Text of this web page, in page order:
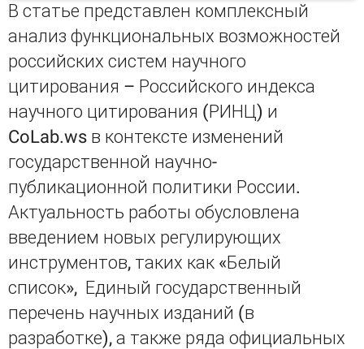
В статье представлен комплексный
анализ функциональных возможностей
российских систем научного
цитирования – Российского индекса
научного цитирования (РИНЦ) и
CoLab.ws в контексте изменений
государственной научно-
публикационной политики России.
Актуальность работы обусловлена
введением новых регулирующих
инструментов, таких как «Белый
список», Единый государственный
перечень научных изданий (в
разработке), а также ряда официальных